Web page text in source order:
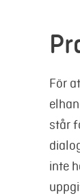
För
står
inte